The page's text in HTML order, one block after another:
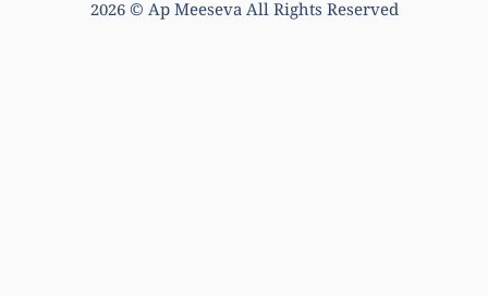
2026 © Ap Meeseva All Rights Reserved